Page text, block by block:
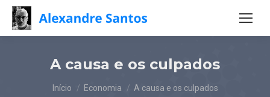
A causa e os culpados
Você está aqui:
Início Economia A causa e os culpados